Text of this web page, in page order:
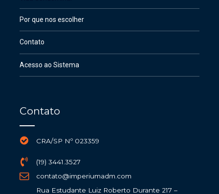
Por que nos escolher
Contato
Acesso ao Sistema
Contato
CRA/SP Nº 023359
(19) 3441.3527
contato@imperiumadm.com
Rua Estudante Luiz Roberto Durante 217 –